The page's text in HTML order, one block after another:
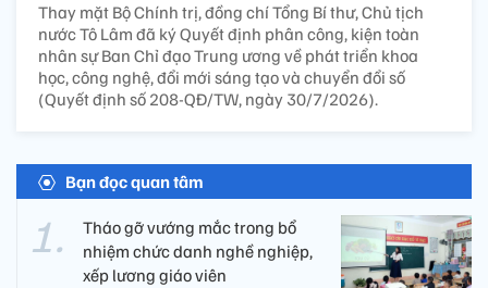
Thay mặt Bộ Chính trị, đồng chí Tổng Bí thư, Chủ tịch
nước Tô Lâm đã ký Quyết định phân công, kiện toàn
nhân sự Ban Chỉ đạo Trung ương về phát triển khoa
học, công nghệ, đổi mới sáng tạo và chuyển đổi số
(Quyết định số 208-QĐ/TW, ngày 30/7/2026).
Bạn đọc quan tâm
Tháo gỡ vướng mắc trong bổ
nhiệm chức danh nghề nghiệp,
xếp lương giáo viên